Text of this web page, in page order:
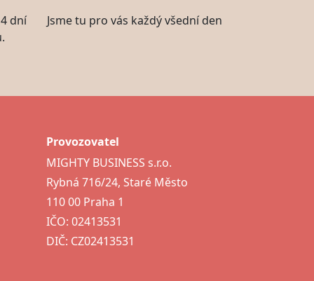
dní
Jsme tu pro vás každý všední den
Provozovatel
MIGHTY BUSINESS s.r.o.
Rybná 716/24, Staré Město
110 00 Praha 1
IČO: 02413531
DIČ: CZ02413531